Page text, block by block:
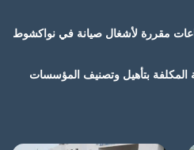
مقررة لأشغال صيانة في نواكشوط
المكلفة بتأهيل وتصنيف المؤسسات